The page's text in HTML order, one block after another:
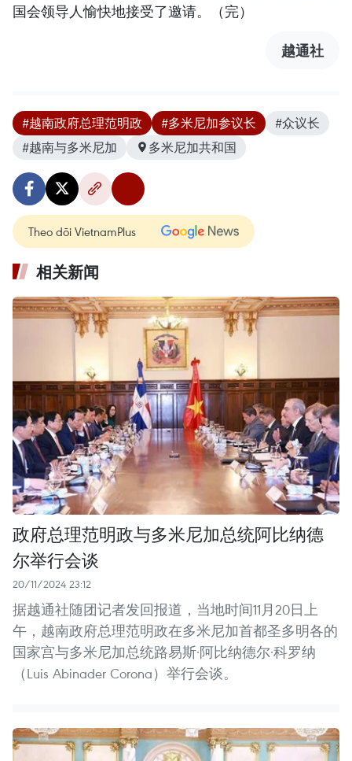
国会领导人愉快地接受了邀请。（完）
越通社
#越南政府总理范明政 #多米尼加参议长
#众议长
#越南与多米尼加
多米尼加共和国
Theo dõi VietnamPlus
相关新闻
政府总理范明政与多米尼加总统阿比纳德
尔举行会谈
20/11/2024 23:12
据越通社随团记者发回报道，当地时间11月20日上
午，越南政府总理范明政在多米尼加首都圣多明各的
国家宫与多米尼加总统路易斯·阿比纳德尔·科罗纳
（Luis Abinader Corona）举行会谈。